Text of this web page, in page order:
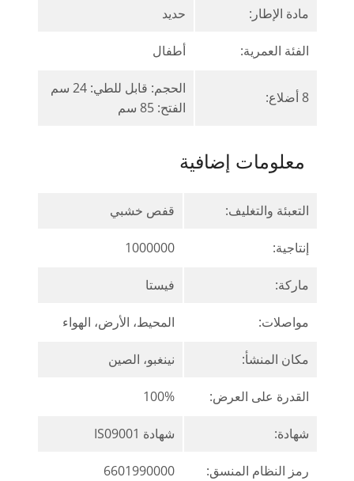
مادة الإطار: حديد
الفئة العمرية: أطفال
8 أضلاع:
الحجم: قابل للطي: 24 سم
الفتح: 85 سم
معلومات إضافية
التعبئة والتغليف: قفص خشبي
إنتاجية: 1000000
ماركة: فيستا
مواصلات: المحيط، الأرض، الهواء
مكان المنشأ: نينغبو، الصين
القدرة على العرض: 100%
شهادة: شهادة IS09001
رمز النظام المنسق: 6601990000